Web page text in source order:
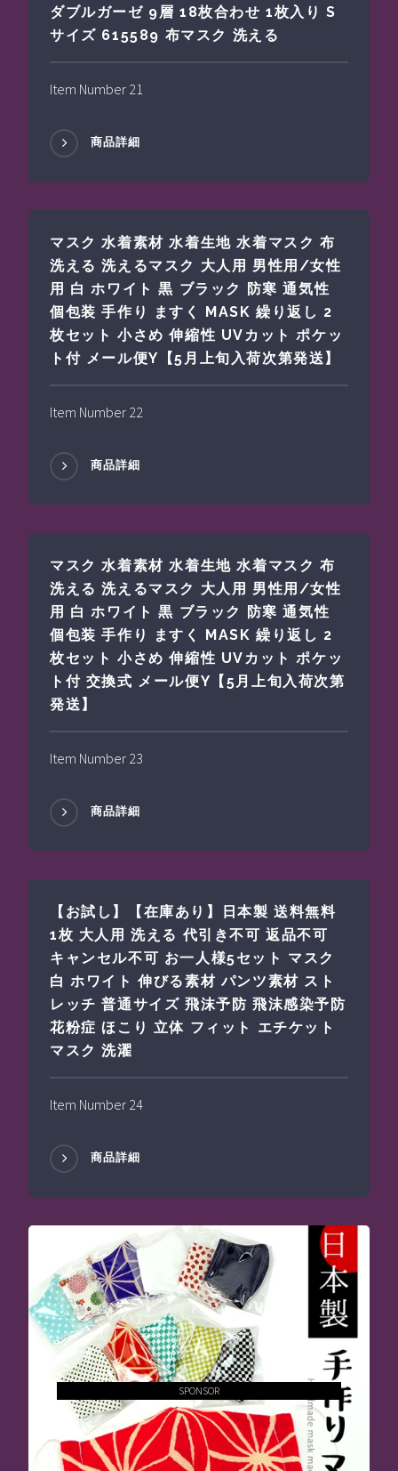
ダブルガーゼ 9層 18枚合わせ 1枚入り S
サイズ 615589 布マスク 洗える
Item Number 21
商品詳細
マスク 水着素材 水着生地 水着マスク 布
洗える 洗えるマスク 大人用 男性用/女性
用 白 ホワイト 黒 ブラック 防寒 通気性
個包装 手作り ますく MASK 繰り返し 2
枚セット 小さめ 伸縮性 UVカット ポケッ
ト付 メール便Y【5月上旬入荷次第発送】
Item Number 22
商品詳細
マスク 水着素材 水着生地 水着マスク 布
洗える 洗えるマスク 大人用 男性用/女性
用 白 ホワイト 黒 ブラック 防寒 通気性
個包装 手作り ますく MASK 繰り返し 2
枚セット 小さめ 伸縮性 UVカット ポケッ
ト付 交換式 メール便Y【5月上旬入荷次第
発送】
Item Number 23
商品詳細
【お試し】【在庫あり】日本製 送料無料
1枚 大人用 洗える 代引き不可 返品不可
キャンセル不可 お一人様5セット マスク
白 ホワイト 伸びる素材 パンツ素材 スト
レッチ 普通サイズ 飛沫予防 飛沫感染予防
花粉症 ほこり 立体 フィット エチケット
マスク 洗濯
Item Number 24
商品詳細
SPONSOR